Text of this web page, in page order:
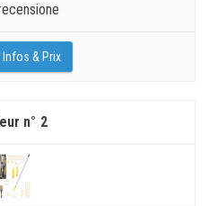
Infos & Prix
2